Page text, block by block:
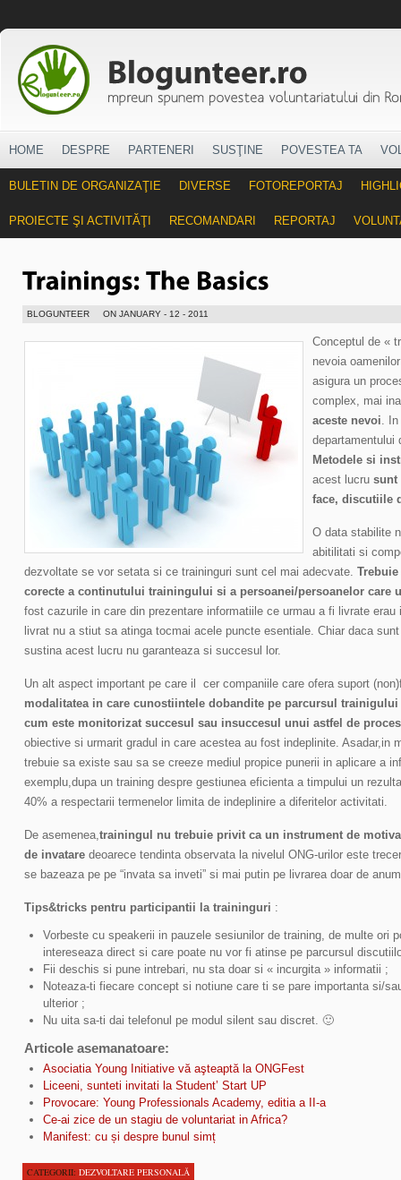
HOME DESPRE PARTENERI SUSŢINE POVESTEA TA
BULETIN DE ORGANIZAŢIE DIVERSE FOTOREPORTAJ
PROIECTE ŞI ACTIVITĂŢI RECOMANDARI REPORTAJ
BLOGUNTEER ON JANUARY - 12 - 2011
Conceptul de «
nevoia
asigura un
complex, mai
aceste nevoi. In
departamentului
Metodele si
acest lucru sunt
face, discutiile
O data stabilite
abitilitati si
dezvoltate se vor setata si ce traininguri sunt cel mai adecvate.
corecte a continutului trainingului si a persoanei/persoanelor care
fost cazurile in care din prezentare informatiile ce urmau a fi livrate erau
livrat nu a stiut sa atinga tocmai acele puncte esentiale. Chiar daca
sustina acest lucru nu garanteaza si succesul lor.
Un alt aspect important pe care il cer companiile care ofera suport
modalitatea in care cunostiintele dobandite pe parcursul
cum este monitorizat succesul sau insuccesul unui astfel de
obiective si urmarit gradul in care acestea au fost indeplinite. Asadar,in
trebuie sa existe sau sa se creeze mediul propice punerii in aplicare a
exemplu,dupa un training despre gestiunea eficienta a timpului un
40% a respectarii termenelor limita de indeplinire a diferitelor activitati.
De asemenea,trainingul nu trebuie privit ca un instrument de
de invatare deoarece tendinta observata la nivelul ONG-urilor este
se bazeaza pe pe “invata sa inveti” si mai putin pe livrarea doar de
Tips&tricks pentru participantii la traininguri :
Vorbeste cu speakerii in pauzele sesiunilor de training, de multe ori
intereseaza direct si care poate nu vor fi atinse pe parcursul
Fii deschis si pune intrebari, nu sta doar si « incurgita » informatii ;
Noteaza-ti fiecare concept si notiune care ti se pare importanta si/
ulterior ;
Nu uita sa-ti dai telefonul pe modul silent sau discret. 🙂
Articole asemanatoare:
Asociatia Young Initiative vă aşteaptă la ONGFest
Liceeni, sunteti invitati la Student’ Start UP
Provocare: Young Professionals Academy, editia a II-a
Ce-ai zice de un stagiu de voluntariat in Africa?
Manifest: cu și despre bunul simț
CATEGORII: DEZVOLTARE PERSONALĂ